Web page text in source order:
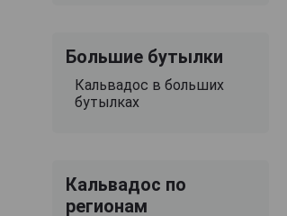
Большие бутылки
Кальвадос в больших
бутылках
Кальвадос по
регионам